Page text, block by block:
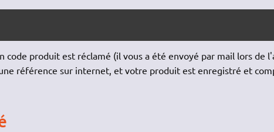
code produit est réclamé (il vous a été envoyé par mail lors de
référence sur internet, et votre produit est enregistré et